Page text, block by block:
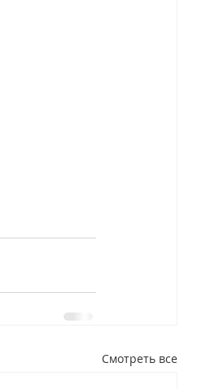
Смотреть все